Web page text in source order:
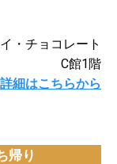
・チョコレート
C館1階
詳細はこちらから
帰り